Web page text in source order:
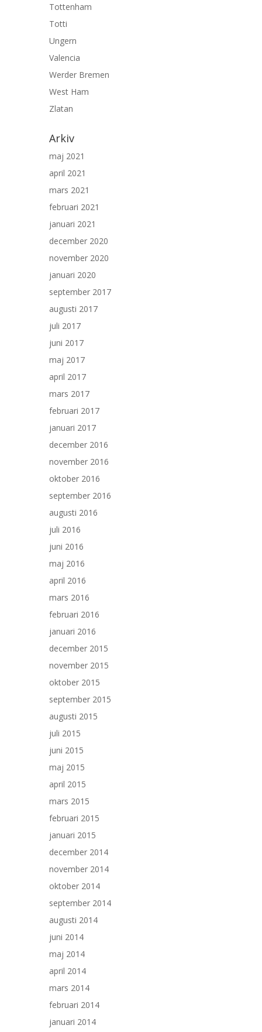
Tottenham
Totti
Ungern
Valencia
Werder Bremen
West Ham
Zlatan
Arkiv
maj 2021
april 2021
mars 2021
februari 2021
januari 2021
december 2020
november 2020
januari 2020
september 2017
augusti 2017
juli 2017
juni 2017
maj 2017
april 2017
mars 2017
februari 2017
januari 2017
december 2016
november 2016
oktober 2016
september 2016
augusti 2016
juli 2016
juni 2016
maj 2016
april 2016
mars 2016
februari 2016
januari 2016
december 2015
november 2015
oktober 2015
september 2015
augusti 2015
juli 2015
juni 2015
maj 2015
april 2015
mars 2015
februari 2015
januari 2015
december 2014
november 2014
oktober 2014
september 2014
augusti 2014
juni 2014
maj 2014
april 2014
mars 2014
februari 2014
januari 2014